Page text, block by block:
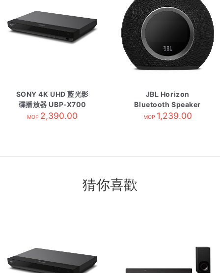
SONY 4K UHD 藍光影
碟播放器 UBP-X700
MOP 2,390.00
JBL Horizon
Bluetooth Speaker
Black
MOP 1,239.00
猜你喜歡